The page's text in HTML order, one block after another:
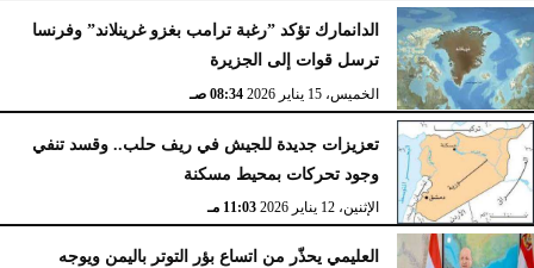
الدانمارك تؤكد ”رغبة ترامب بغزو غرينلاند” وفرنسا
ترسل قوات إلى الجزيرة
الخميس، 15 يناير 2026 08:34 صـ
تعزيزات جديدة للجيش في ريف حلب.. وقسد تنفي
وجود تحركات بمحيط مسكنة
الإثنين، 12 يناير 2026 11:03 مـ
العليمي يحذّر من اتساع بؤر التوتر باليمن ويوجه